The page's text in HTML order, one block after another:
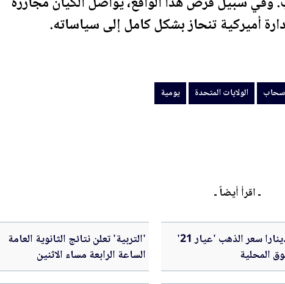
أميركية تنحاز بشكل كامل إلى سياساته.
سحاب الولايات المتحدة يومية
ـ اقرأ أيضاً ـ
88.7 دينارا سعر الذهب 'عيار 21'
المحلية
'التربية' تعلن نتائج الثانوية العامة
الساعة الرابعة مساء الاثنين